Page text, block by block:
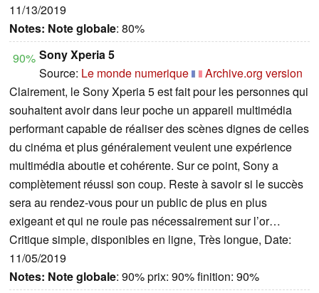
11/13/2019
Notes: Note globale: 80%
90% Sony Xperia 5
Source: Le monde numerique
Archive.org version
Clairement, le Sony Xperia 5 est fait pour les personnes qui
souhaitent avoir dans leur poche un appareil multimédia
performant capable de réaliser des scènes dignes de celles
du cinéma et plus généralement veulent une expérience
multimédia aboutie et cohérente. Sur ce point, Sony a
complètement réussi son coup. Reste à savoir si le succès
sera au rendez-vous pour un public de plus en plus
exigeant et qui ne roule pas nécessairement sur l’or…
Critique simple, disponibles en ligne, Très longue, Date:
11/05/2019
Notes: Note globale: 90% prix: 90% finition: 90%